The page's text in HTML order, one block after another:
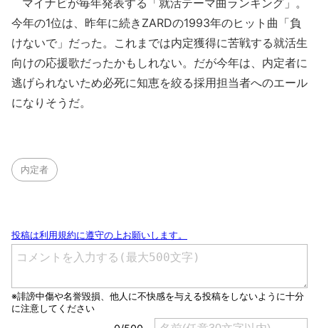
マイナビが毎年発表する「就活テーマ曲ランキング」。
今年の1位は、昨年に続きZARDの1993年のヒット曲「負
けないで」だった。これまでは内定獲得に苦戦する就活生
向けの応援歌だったかもしれない。だが今年は、内定者に
逃げられないため必死に知恵を絞る採用担当者へのエール
になりそうだ。
内定者